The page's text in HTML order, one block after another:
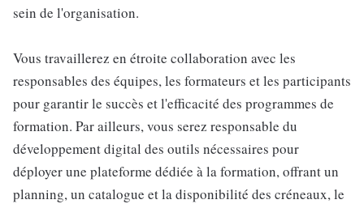
sein de l'organisation.
Vous travaillerez en étroite collaboration avec les
responsables des équipes, les formateurs et les participants
pour garantir le succès et l'efficacité des programmes de
formation. Par ailleurs, vous serez responsable du
développement digital des outils nécessaires pour
déployer une plateforme dédiée à la formation, offrant un
planning, un catalogue et la disponibilité des créneaux, le